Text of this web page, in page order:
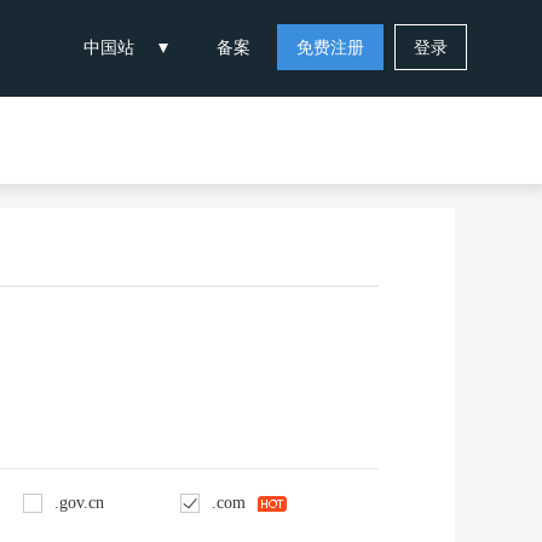
中国站 备案 免费注册 登录
.gov.cn .com